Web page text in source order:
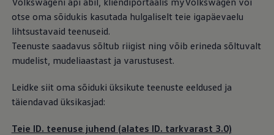
otse oma sõidukis kasutada hulgaliselt teie igapäevaelu
lihtsustavaid teenuseid.
Teenuste saadavus sõltub riigist ning võib erineda sõltuvalt
mudelist, mudeliaastast ja varustusest.
Leidke siit oma sõiduki üksikute teenuste eeldused ja
täiendavad üksikasjad:
Teie ID. teenuse juhend (alates ID. tarkvarast 3.0)